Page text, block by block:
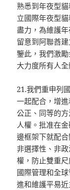
熟悉到年夜型
立國際年夜型
盡力，為維護
留意到阿聯酋建
鑒此，我們激
大力度所有人全
21.我們重申列
一起配合，增
公正、同等的
人權。批准在
邊框架下就配
非選擇性、非
權，防止雙重
國際管理和全
進和維護平易